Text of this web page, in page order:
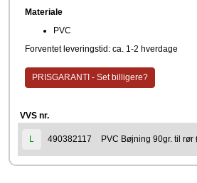
Materiale
PVC
Forventet leveringstid: ca. 1-2 hverdage
PRISGARANTI - Set billigere?
VVS nr.
L 490382117 PVC Bøjning 90gr. til